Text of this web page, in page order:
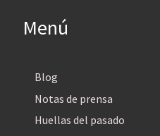
Menú
Blog
Notas de prensa
Huellas del pasado